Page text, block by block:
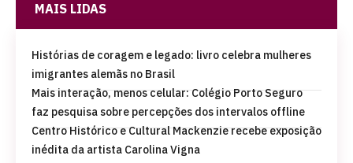
MAIS LIDAS
Histórias de coragem e legado: livro celebra mulheres
imigrantes alemãs no Brasil
Mais interação, menos celular: Colégio Porto Seguro
faz pesquisa sobre percepções dos intervalos offline
Centro Histórico e Cultural Mackenzie recebe exposição
inédita da artista Carolina Vigna